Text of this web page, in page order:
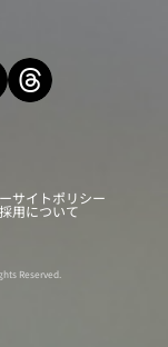
サイトポリシー
用について
Reserved.